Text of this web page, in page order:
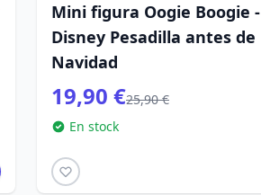
Mini figura Oogie Boogie -
Disney Pesadilla antes de
Navidad
19,90 €25,90 €
En stock